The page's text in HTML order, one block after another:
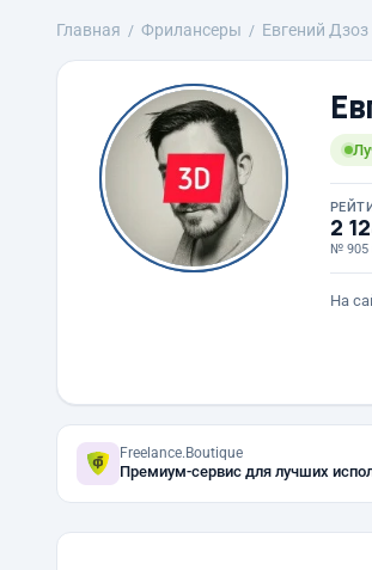
Главная Фрилансеры Евгений Дзоз
2
№ 905
На
Freelance.Boutique
Премиум-сервис для лучших